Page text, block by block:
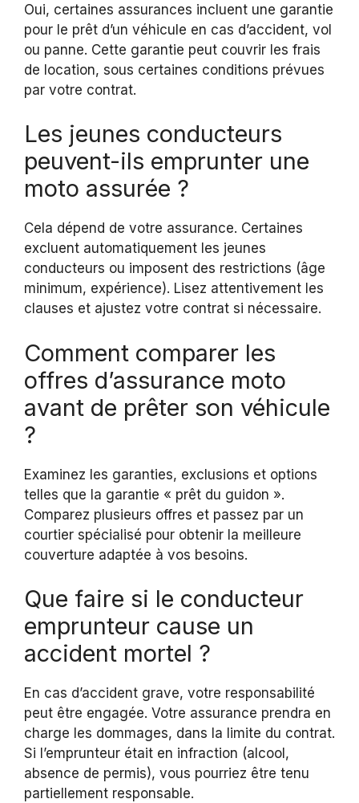
Oui, certaines assurances incluent une garantie
pour le prêt d’un véhicule en cas d’accident, vol
ou panne. Cette garantie peut couvrir les frais
de location, sous certaines conditions prévues
par votre contrat.
Les jeunes conducteurs
peuvent-ils emprunter une
moto assurée ?
Cela dépend de votre assurance. Certaines
excluent automatiquement les jeunes
conducteurs ou imposent des restrictions (âge
minimum, expérience). Lisez attentivement les
clauses et ajustez votre contrat si nécessaire.
Comment comparer les
offres d’assurance moto
avant de prêter son véhicule
?
Examinez les garanties, exclusions et options
telles que la garantie « prêt du guidon ».
Comparez plusieurs offres et passez par un
courtier spécialisé pour obtenir la meilleure
couverture adaptée à vos besoins.
Que faire si le conducteur
emprunteur cause un
accident mortel ?
En cas d’accident grave, votre responsabilité
peut être engagée. Votre assurance prendra en
charge les dommages, dans la limite du contrat.
Si l’emprunteur était en infraction (alcool,
absence de permis), vous pourriez être tenu
partiellement responsable.